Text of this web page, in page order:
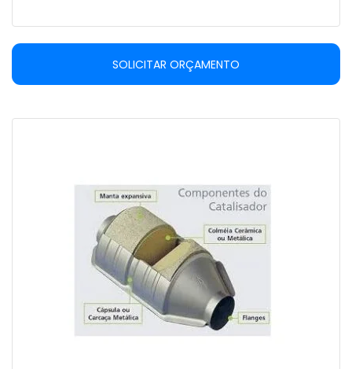
SOLICITAR ORÇAMENTO